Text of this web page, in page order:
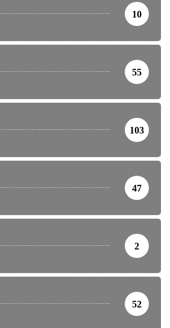
10
55
103
47
2
52